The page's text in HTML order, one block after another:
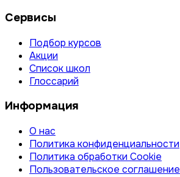
Сервисы
Подбор курсов
Акции
Список школ
Глоссарий
Информация
О нас
Политика конфиденциальности
Политика обработки Cookie
Пользовательское соглашение